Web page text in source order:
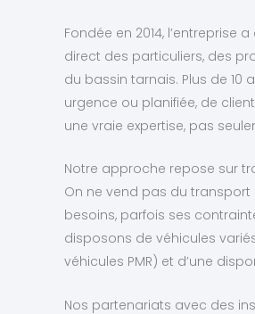
Fondée en 2014,
direct des particuliers, des
du bassin tarnais. Plus de 10
urgence ou planifiée, de
une vraie expertise, pas
Notre approche repose sur
On ne vend pas du
besoins, parfois ses
disposons de véhicules
véhicules PMR) et d’une
Nos partenariats avec des